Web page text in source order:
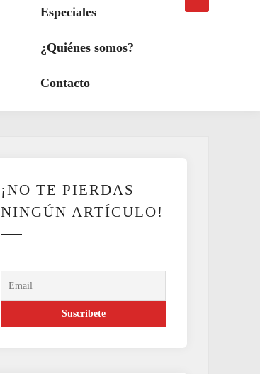
Especiales
¿Quiénes somos?
Contacto
búsqueda
¡NO TE PIERDAS
NINGÚN ARTÍCULO!